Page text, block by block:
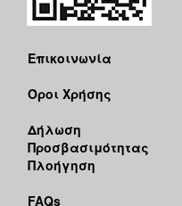
Επικοινωνία
Όροι Χρήσης
Δήλωση
Προσβασιμότητας
Πλοήγηση
FAQs